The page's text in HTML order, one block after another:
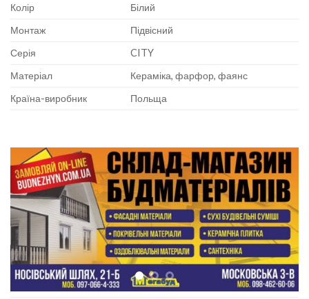
Колір
Білий
Монтаж
Підвісний
Серія
CITY
Матеріал
Кераміка, фарфор, фаянс
Країна-виробник
Польща